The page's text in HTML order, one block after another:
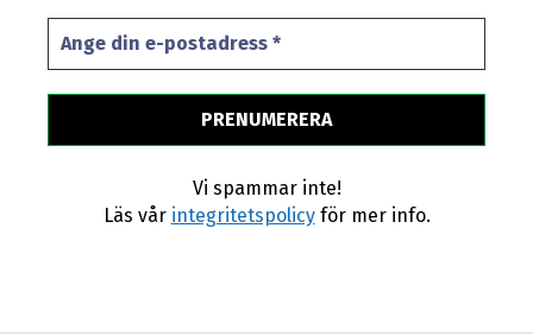
Vi spammar inte!
Läs vår integritetspolicyför mer info.